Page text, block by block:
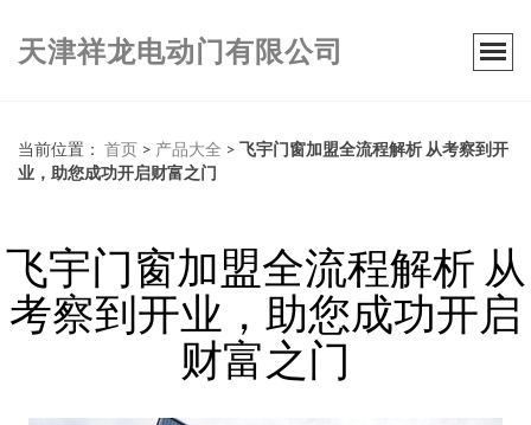
天津祥龙电动门有限公司
当前位置： 首页 > 产品大全 > 飞宇门窗加盟全流程解析 从考察到开
业，助您成功开启财富之门
飞宇门窗加盟全流程解析 从
考察到开业，助您成功开启
财富之门